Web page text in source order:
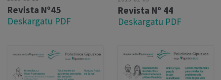
Revista Nº45
Deskargatu PDF
Revista Nº 44
Deskargatu PDF